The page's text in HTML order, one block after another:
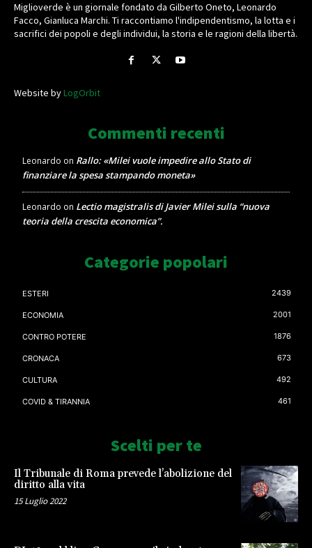
Miglioverde è un giornale fondato da Gilberto Oneto, Leonardo
Facco, Gianluca Marchi. Ti raccontiamo l'indipendentismo, la lotta e i
sacrifici dei popoli e degli individui, la storia e le ragioni della libertà.
Website byLogOrbit
Commenti recenti
Leonardo on Rallo: «Milei vuole impedire allo Stato di
finanziare la spesa stampando moneta»
Leonardo on Lectio magistralis di Javier Milei sulla “nuova
teoria della crescita economica”.
Categorie popolari
ESTERI 2439
ECONOMIA 2001
CONTRO POTERE 1876
CRONACA 673
CULTURA 492
COVID & TIRANNIA 461
Scelti per te
Il Tribunale di Roma prevede l’abolizione del
diritto alla vita
15 Luglio 2022